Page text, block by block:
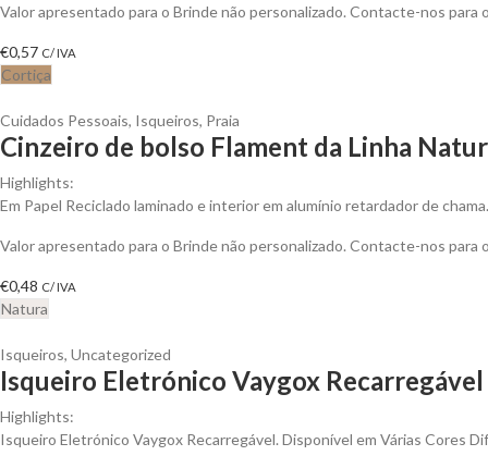
Valor apresentado para o Brinde não personalizado. Contacte-nos
€0,57 C/ IVA
Cortiça
Cuidados Pessoais, Isqueiros, Praia
Cinzeiro de bolso Flament da Linha
Highlights:
Em Papel Reciclado laminado e interior em alumínio retardador de
Valor apresentado para o Brinde não personalizado. Contacte-nos
€0,48 C/ IVA
Natura
Isqueiros, Uncategorized
Isqueiro Eletrónico Vaygox
Highlights:
Isqueiro Eletrónico Vaygox Recarregável. Disponível em Várias Cores